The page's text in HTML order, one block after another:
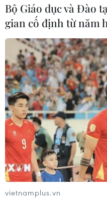
Người trông trẻ ở
nhận tư pháp
06/04/2014 01:22
Quy định mới được cho
pháp bảo vệ trẻ em trước
lực được thông qua từ
từ ngày 7/4.
Bộ Giáo dục và Đào
gian cố định từ năm
vietnamplus.vn